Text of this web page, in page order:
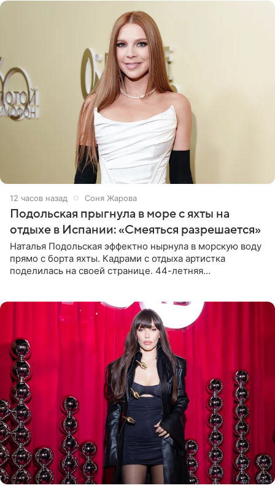
12 часов назад Соня Жарова
Подольская прыгнула в море с яхты на
отдыхе в Испании: «Смеяться разрешается»
Наталья Подольская эффектно нырнула в морскую воду
прямо с борта яхты. Кадрами с отдыха артистка
поделилась на своей странице. 44-летняя